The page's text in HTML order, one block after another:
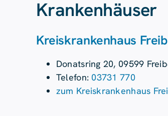
Krankenhäuser
Kreiskrankenhaus
Donatsring 20, 09599
Telefon: 03731 770
zum Kreiskrankenhaus